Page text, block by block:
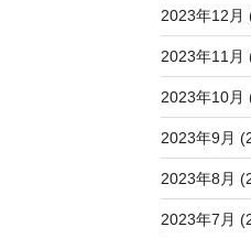
2023年12月
2023年11月
2023年10月
2023年9月
2023年8月
2023年7月